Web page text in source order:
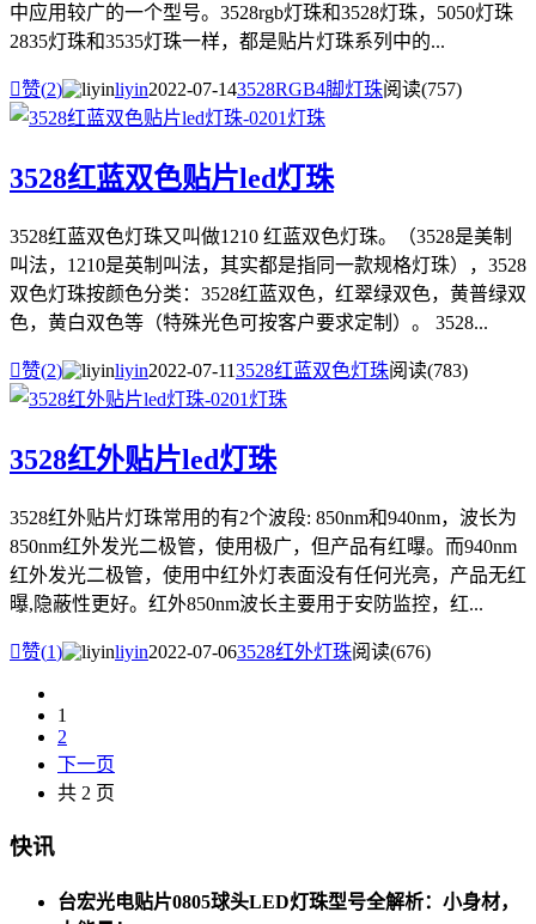
中应用较广的一个型号。3528rgb灯珠和3528灯珠，5050灯珠
2835灯珠和3535灯珠一样，都是贴片灯珠系列中的...
赞(2) liyin2022-07-143528RGB4脚灯珠阅读(757)
3528红蓝双色贴片led灯珠
3528红蓝双色灯珠又叫做1210 红蓝双色灯珠。（3528是美制
叫法，1210是英制叫法，其实都是指同一款规格灯珠），3528
双色灯珠按颜色分类：3528红蓝双色，红翠绿双色，黄普绿双
色，黄白双色等（特殊光色可按客户要求定制）。 3528...
赞(2) liyin2022-07-113528红蓝双色灯珠阅读(783)
3528红外贴片led灯珠
3528红外贴片灯珠常用的有2个波段: 850nm和940nm，波长为
850nm红外发光二极管，使用极广，但产品有红曝。而940nm
红外发光二极管，使用中红外灯表面没有任何光亮，产品无红
曝,隐蔽性更好。红外850nm波长主要用于安防监控，红...
赞(1) liyin2022-07-063528红外灯珠阅读(676)
1
2
下一页
共 2 页
快讯
台宏光电贴片0805球头LED灯珠型号全解析：小身材，